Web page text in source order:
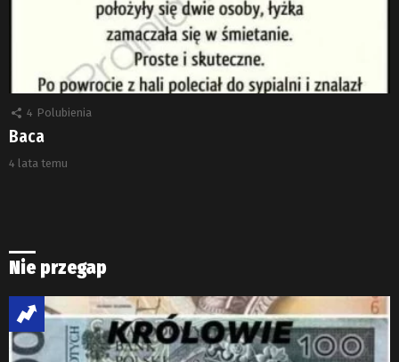
4 Polubienia
Baca
4 lata temu
Nie przegap